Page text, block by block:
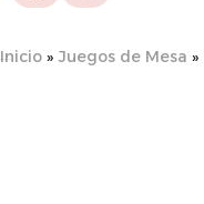
Inicio » Juegos de Mesa »